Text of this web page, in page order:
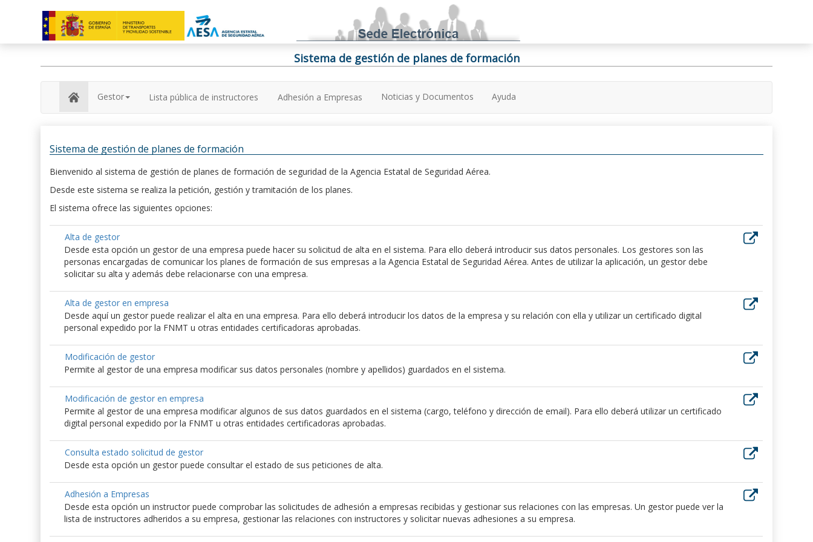
Sistema de gestión de planes de formación
Gestor Lista pública de instructores Adhesión a Empresas Noticias y Documentos Ayuda
Sistema de gestión de planes de formación
Bienvenido al sistema de gestión de planes de formación de seguridad de la Agencia Estatal de Seguridad Aérea.
Desde este sistema se realiza la petición, gestión y tramitación de los planes.
El sistema ofrece las siguientes opciones:
Alta de gestor
Desde esta opción un gestor de una empresa puede hacer su solicitud de alta en el sistema. Para ello deberá introducir sus datos personales. Los gestores son las
personas encargadas de comunicar los planes de formación de sus empresas a la Agencia Estatal de Seguridad Aérea. Antes de utilizar la aplicación, un gestor debe
solicitar su alta y además debe relacionarse con una empresa.
Alta de gestor en empresa
Desde aquí un gestor puede realizar el alta en una empresa. Para ello deberá introducir los datos de la empresa y su relación con ella y utilizar un certificado digital
personal expedido por la FNMT u otras entidades certificadoras aprobadas.
Modificación de gestor
Permite al gestor de una empresa modificar sus datos personales (nombre y apellidos) guardados en el sistema.
Modificación de gestor en empresa
Permite al gestor de una empresa modificar algunos de sus datos guardados en el sistema (cargo, teléfono y dirección de email). Para ello deberá utilizar un certificado
digital personal expedido por la FNMT u otras entidades certificadoras aprobadas.
Consulta estado solicitud de gestor
Desde esta opción un gestor puede consultar el estado de sus peticiones de alta.
Adhesión a Empresas
Desde esta opción un instructor puede comprobar las solicitudes de adhesión a empresas recibidas y gestionar sus relaciones con las empresas. Un gestor puede ver la
lista de instructores adheridos a su empresa, gestionar las relaciones con instructores y solicitar nuevas adhesiones a su empresa.